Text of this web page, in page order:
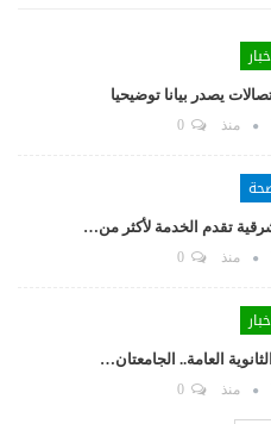
يصدر بيانا توضيحيا
منذ
منذ
العامة.. الجامعتان…
منذ